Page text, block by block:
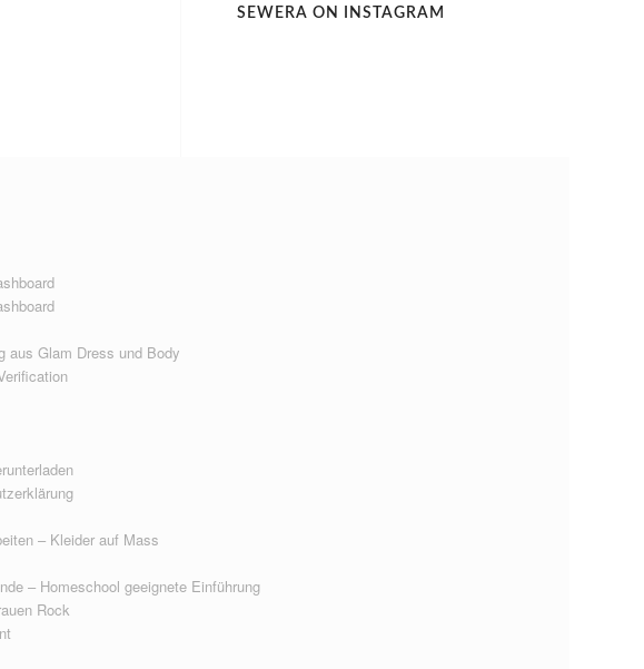
SEWERA ON INSTAGRAM
aus Glam Dress und Body
– Kleider auf Mass
– Homeschool geeignete Einführung
Rock